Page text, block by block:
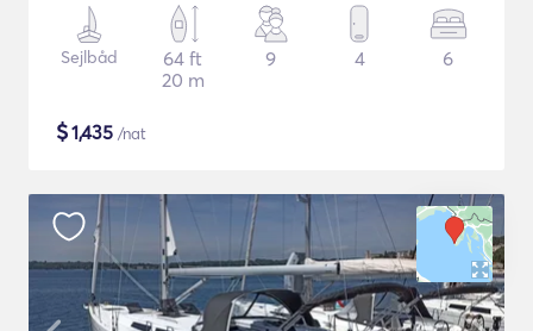
Sejlbåd
64 ft
20 m
9 4 6
$1,435 /nat